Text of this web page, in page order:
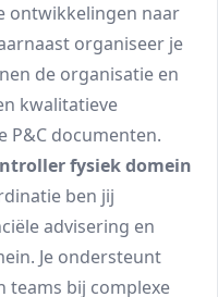
ontwikkelingen naar
organiseer je
de organisatie en
kwalitatieve
P&C documenten.
fysiek domein
ben jij
advisering en
Je ondersteunt
teams bij complexe